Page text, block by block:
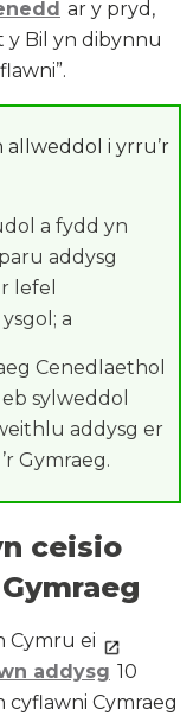
ar y pryd,
y Bil yn dibynnu
allweddol i yrru’r
a fydd yn
addysg
lefel
a
Cenedlaethol
sylweddol
addysg er
Gymraeg.
ceisio
Cymru ei
addysg 10
cyflawni Cymraeg